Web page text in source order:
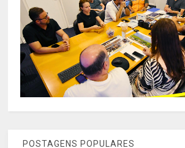
POSTAGENS POPULARES